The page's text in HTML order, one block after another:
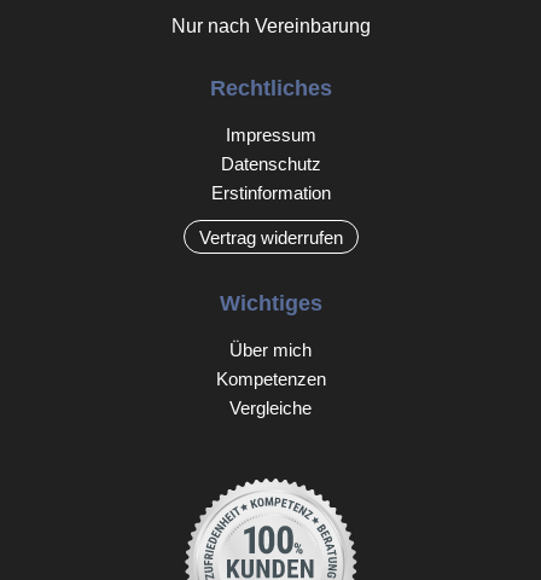
Nur nach Vereinbarung
Rechtliches
Impressum
Datenschutz
Erstinformation
Vertrag widerrufen
Wichtiges
Über mich
Kompetenzen
Vergleiche